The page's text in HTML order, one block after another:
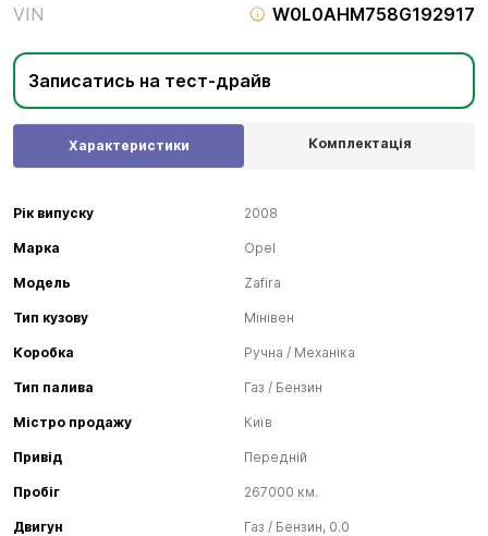
VIN
W0L0AHM758G192917
Записатись на тест-драйв
Характеристики Комплектація
Рік випуску 2008
Марка Opel
Модель Zafira
Тип кузову Мінівен
Коробка Ручна / Механіка
Тип палива Газ / Бензин
Містро продажу Київ
Привід Передній
Пробіг 267000 км.
Двигун Газ / Бензин, 0.0